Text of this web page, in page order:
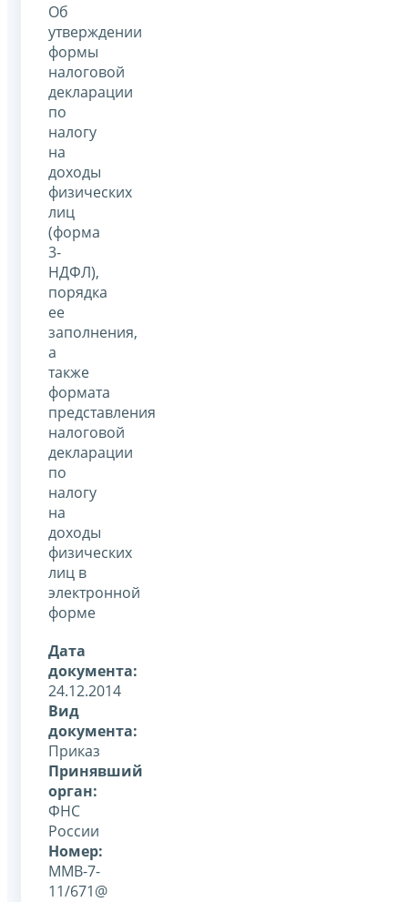
Об
утверждении
формы
налоговой
декларации
по
налогу
на
доходы
физических
лиц
(форма
3-
НДФЛ),
порядка
ее
заполнения,
а
также
формата
представления
налоговой
декларации
по
налогу
на
доходы
физических
лиц в
электронной
форме
Дата
документа:
24.12.2014
Вид
документа:
Приказ
Принявший
орган:
ФНС
России
Номер:
ММВ-7-
11/671@